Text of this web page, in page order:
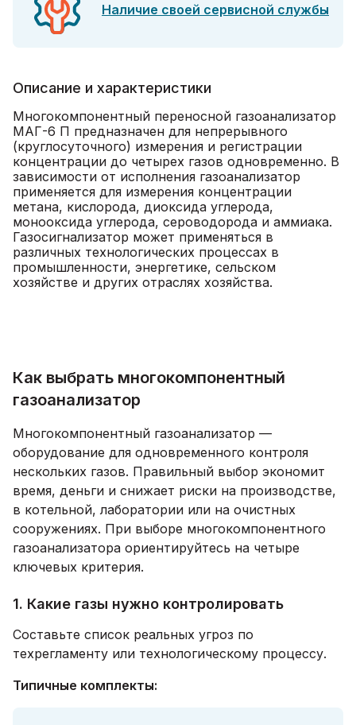
Наличие своей сервисной службы
Описание и характеристики
Многокомпонентный переносной газоанализатор
МАГ-6 П предназначен для непрерывного
(круглосуточного) измерения и регистрации
концентрации до четырех газов одновременно. В
зависимости от исполнения газоанализатор
применяется для измерения концентрации
метана, кислорода, диоксида углерода,
монооксида углерода, сероводорода и аммиака.
Газосигнализатор может применяться в
различных технологических процессах в
промышленности, энергетике, сельском
хозяйстве и других отраслях хозяйства.
Как выбрать многокомпонентный
газоанализатор
Многокомпонентный газоанализатор —
оборудование для одновременного контроля
нескольких газов. Правильный выбор экономит
время, деньги и снижает риски на производстве,
в котельной, лаборатории или на очистных
сооружениях. При выборе многокомпонентного
газоанализатора ориентируйтесь на четыре
ключевых критерия.
1. Какие газы нужно контролировать
Составьте список реальных угроз по
техрегламенту или технологическому процессу.
Типичные комплекты: